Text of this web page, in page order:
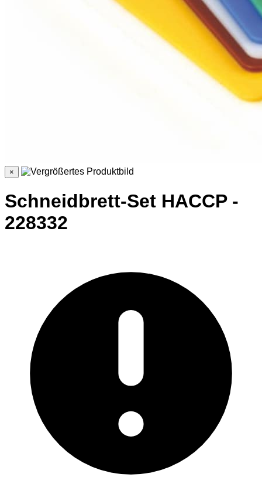
×
Schneidbrett-Set HACCP -
228332